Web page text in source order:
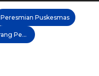
Peresmian Puskesmas
Puskesmas Karang Penang